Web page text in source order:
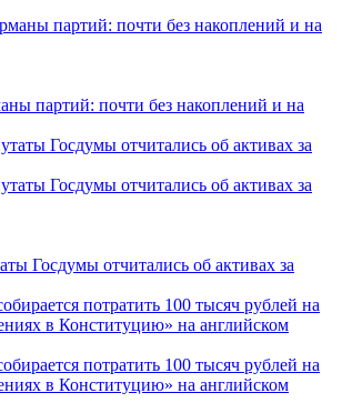
партий: почти без накоплений и на
Госдумы отчитались об активах за